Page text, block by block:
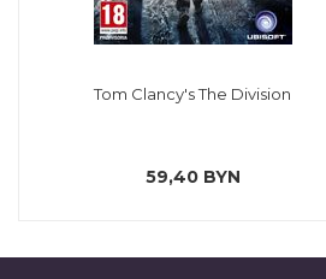
Tom Clancy's The Division
59,40 BYN